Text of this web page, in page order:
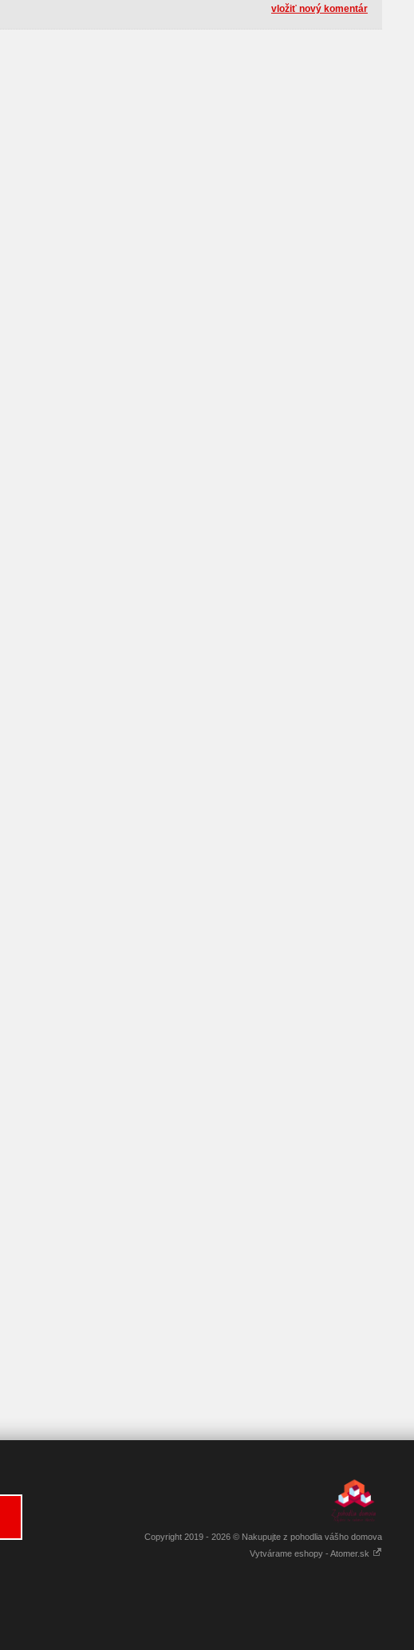
vložiť nový komentár
Copyright 2019 - 2026 © Nakupujte z pohodlia vášho domova
Vytvárame eshopy - Atomer.sk